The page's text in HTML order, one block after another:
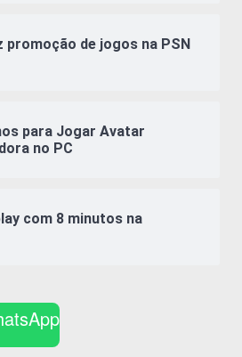
promoção de jogos na PSN
para Jogar Avatar
no PC
com 8 minutos na